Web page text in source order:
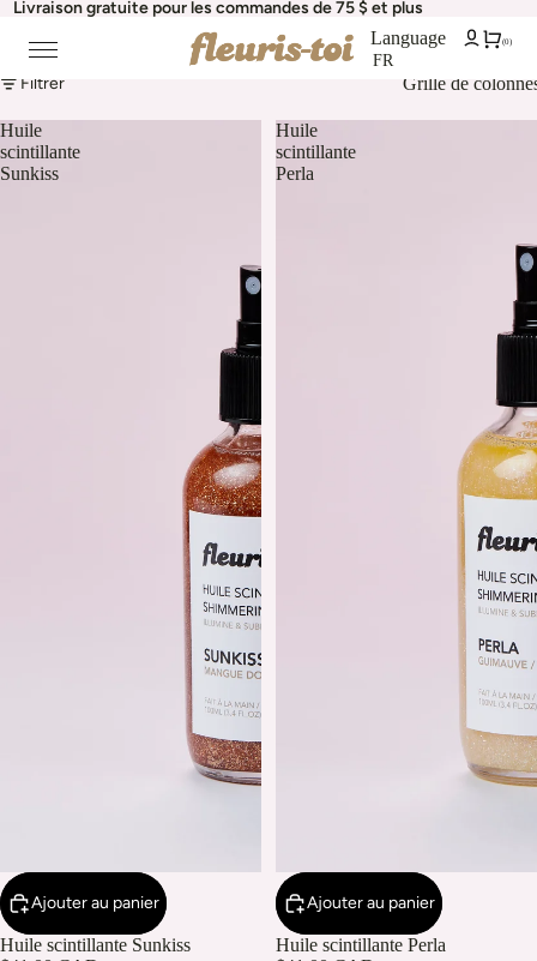
Livraison gratuite pour les commandes de 75 $ et plus
Language
(0)
Huiles Scintillantes
Filtrer
Grille de
Huile
scintillante
Sunkiss
Ajouter au panier
Huile scintillante Sunkiss
Huile
scintillante
Perla
Ajouter au panier
Huile scintillante Perla